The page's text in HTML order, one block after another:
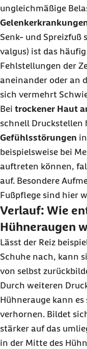
ungleichmäßige
Senk- und Spreizfuß
valgus) ist das
Fehlstellungen der
aneinander oder an
sich vermehrt
Bei trockener Haut
schnell Druckstellen
Gefühlsstörungen
beispielsweise bei
auftreten können,
auf. Besondere
Fußpflege sind hier
Verlauf: Wie
Hühneraugen
Lässt der Reiz
Schuhe nach, kann
von selbst
Durch weiteren
Hühnerauge kann
verhornen. Bildet
stärker auf das
in der Mitte des